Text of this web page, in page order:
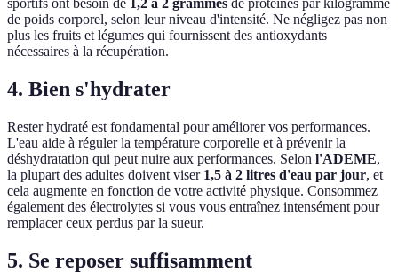
sportifs ont besoin de 1,2 à 2 grammes de protéines par kilogramme
de poids corporel, selon leur niveau d'intensité. Ne négligez pas non
plus les fruits et légumes qui fournissent des antioxydants
nécessaires à la récupération.
4. Bien s'hydrater
Rester hydraté est fondamental pour améliorer vos performances.
L'eau aide à réguler la température corporelle et à prévenir la
déshydratation qui peut nuire aux performances. Selon l'ADEME,
la plupart des adultes doivent viser 1,5 à 2 litres d'eau par jour, et
cela augmente en fonction de votre activité physique. Consommez
également des électrolytes si vous vous entraînez intensément pour
remplacer ceux perdus par la sueur.
5. Se reposer suffisamment